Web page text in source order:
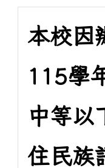
本校因
115學
中等以
住民族